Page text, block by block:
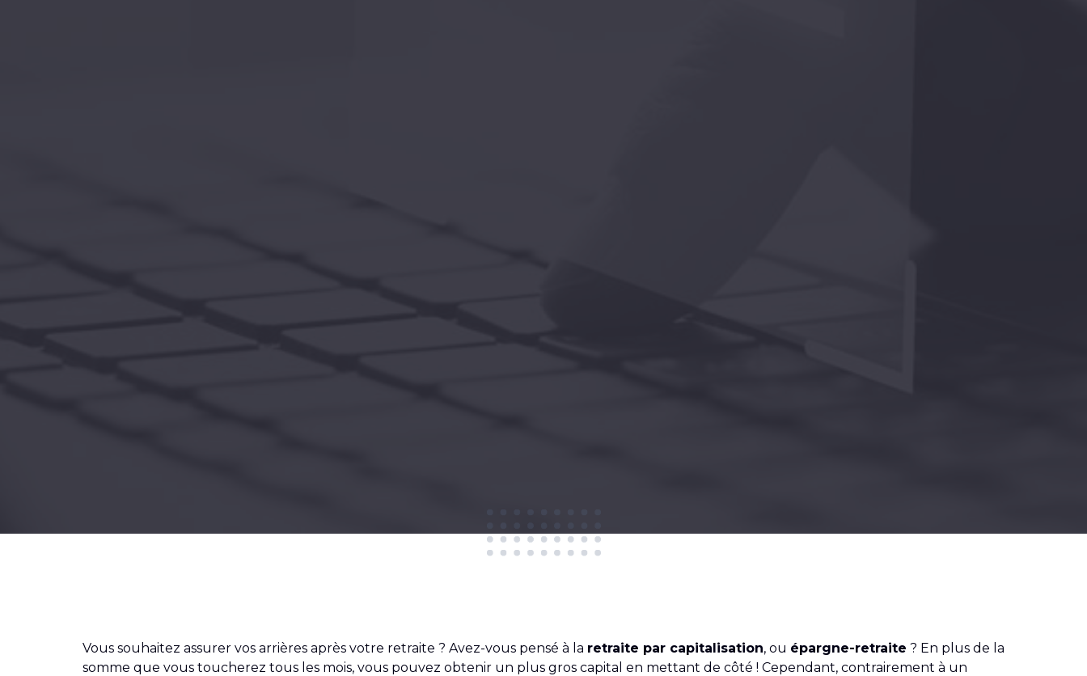
Vous souhaitez assurer vos arrières après votre retraite ? Avez-vous pensé à la retraite par capitalisation, ou épargne-retraite ? En plus de la
somme que vous toucherez tous les mois, vous pouvez obtenir un plus gros capital en mettant de côté ! Cependant, contrairement à un